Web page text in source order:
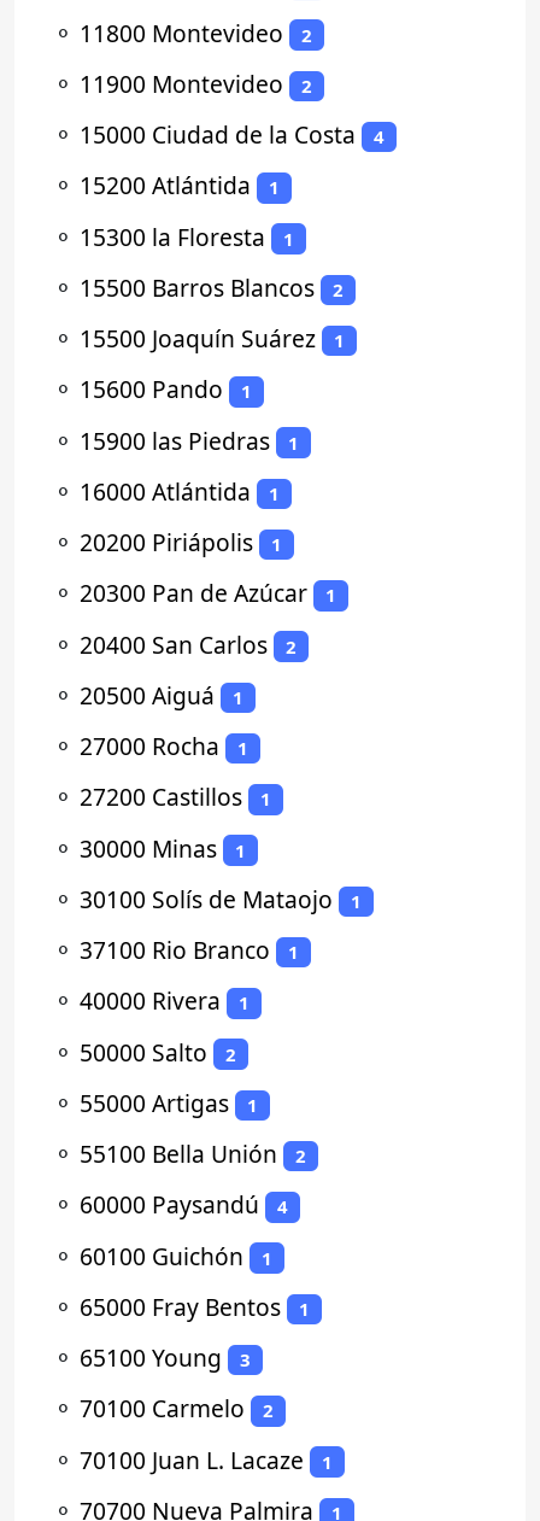
⚬ 11800 Montevideo 2
⚬ 11900 Montevideo 2
⚬ 15000 Ciudad de la Costa 4
⚬ 15200 Atlántida 1
⚬ 15300 la Floresta 1
⚬ 15500 Barros Blancos 2
⚬ 15500 Joaquín Suárez 1
⚬ 15600 Pando 1
⚬ 15900 las Piedras 1
⚬ 16000 Atlántida 1
⚬ 20200 Piriápolis 1
⚬ 20300 Pan de Azúcar 1
⚬ 20400 San Carlos 2
⚬ 20500 Aiguá 1
⚬ 27000 Rocha 1
⚬ 27200 Castillos 1
⚬ 30000 Minas 1
⚬ 30100 Solís de Mataojo 1
⚬ 37100 Rio Branco 1
⚬ 40000 Rivera 1
⚬ 50000 Salto 2
⚬ 55000 Artigas 1
⚬ 55100 Bella Unión 2
⚬ 60000 Paysandú 4
⚬ 60100 Guichón 1
⚬ 65000 Fray Bentos 1
⚬ 65100 Young 3
⚬ 70100 Carmelo 2
⚬ 70100 Juan L. Lacaze 1
⚬ 70700 Nueva Palmira 1